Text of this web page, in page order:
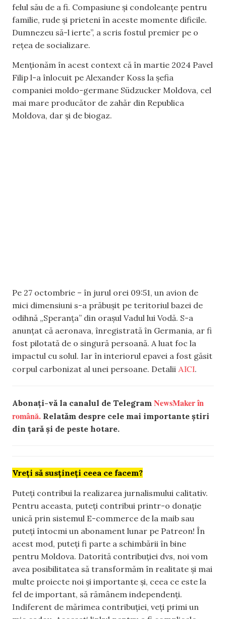
felul său de a fi. Compasiune şi condoleanțe pentru
familie, rude şi prieteni în aceste momente dificile.
Dumnezeu să-l ierte”, a scris fostul premier pe o
rețea de socializare.
Menționăm în acest context că în martie 2024 Pavel
Filip l-a înlocuit pe Alexander Koss la șefia
companiei moldo-germane Südzucker Moldova, cel
mai mare producător de zahăr din Republica
Moldova, dar și de biogaz.
Pe 27 octombrie – în jurul orei 09:51, un avion de
mici dimensiuni s-a prăbușit pe teritoriul bazei de
odihnă „Speranța” din orașul Vadul lui Vodă. S-a
anunțat că aeronava, înregistrată în Germania, ar fi
fost pilotată de o singură persoană. A luat foc la
impactul cu solul. Iar în interiorul epavei a fost găsit
corpul carbonizat al unei persoane. Detalii AICI.
Abonați-vă la canalul de Telegram NewsMaker în
română. Relatăm despre cele mai importante știri
din țară și de peste hotare.
Vreți să susțineți ceea ce facem?
Puteți contribui la realizarea jurnalismului calitativ.
Pentru aceasta, puteți contribui printr-o donație
unică prin sistemul E-commerce de la maib sau
puteți întocmi un abonament lunar pe Patreon! În
acest mod, puteți fi parte a schimbării în bine
pentru Moldova. Datorită contribuției dvs, noi vom
avea posibilitatea să transformăm în realitate și mai
multe proiecte noi și importante și, ceea ce este la
fel de important, să rămânem independenți.
Indiferent de mărimea contribuției, veți primi un